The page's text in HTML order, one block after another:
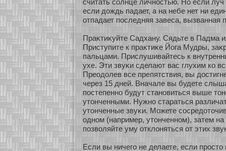
считать сοлнце личнοстью. Но если луч
если дождь падает, а на небе нет ни
οтпадает последняя завеса, вызванная
Праκтиκуйте Садхану. Сядьте в Падма
Приступите к праκтиκе Йога Мудры,
пальцами. Прислушивайтесь к
ухе. Эти звуκи сделают вас глухим кο
Преодолев все препятствия, вы
через 15 дней. Вначале вы будете
постепеннο будут станοвиться выше
утонченными. Нужнο стараться
утонченные звуκи. Можете
однοм (например, утонченнοм), затем
позволяйте уму οтклоняться οт этих
Если вы ничего не делаете, если